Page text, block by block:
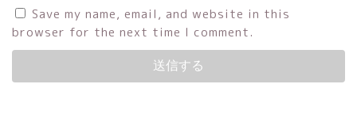
Save my name, email, and website in this
browser for the next time I comment.